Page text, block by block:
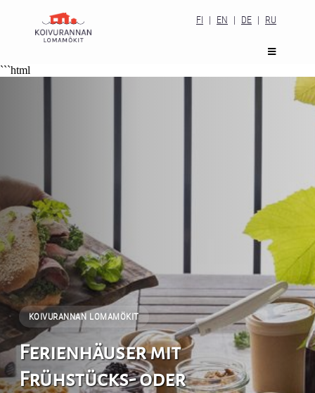
FI | EN | DE | RU
```html
KOIVURANNAN LOMAMÖKIT
Ferienhäuser mit
Frühstücks- oder